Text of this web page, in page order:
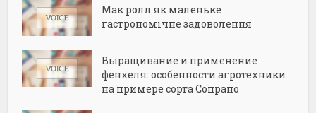
Мак ролл як маленьке
гастрономічне задоволення
Выращивание и применение
фенхеля: особенности агротехники
на примере сорта Сопрано